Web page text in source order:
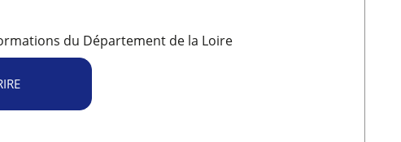
du Département de la Loire